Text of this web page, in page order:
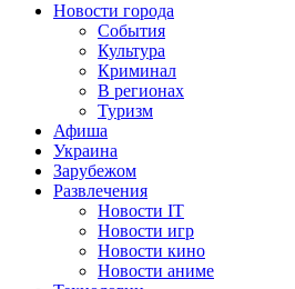
Новости города
События
Культура
Криминал
В регионах
Туризм
Афиша
Украина
Зарубежом
Развлечения
Новости IT
Новости игр
Новости кино
Новости аниме